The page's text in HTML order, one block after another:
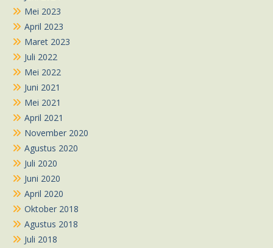
Mei 2023
April 2023
Maret 2023
Juli 2022
Mei 2022
Juni 2021
Mei 2021
April 2021
November 2020
Agustus 2020
Juli 2020
Juni 2020
April 2020
Oktober 2018
Agustus 2018
Juli 2018